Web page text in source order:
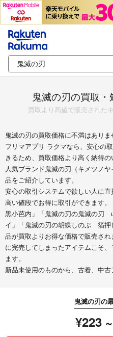
鬼滅の刃の買取
買取より高値で販売された
鬼滅の刃の買取価格に不満はありま
フリマアプリ ラクマなら、安心の
きるため、買取価格より高く納得の
人気ブランド鬼滅の刃（キメツノ
品をご紹介しています。
安心の取引システムで欲しい人に
高い値段でお得に取引ができます
黒小芭内」「鬼滅の刃の鬼滅の
イ」「鬼滅の刃の胡蝶しのぶ 箔押
品が買取よりお得な価格で販売さ
に完売してしまったアイテムこそ
ます。
新品未使用のものから、古着、中古
鬼滅の刃の
¥223